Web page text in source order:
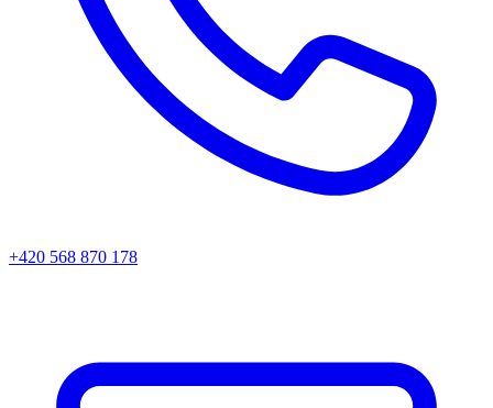
+420 568 870 178